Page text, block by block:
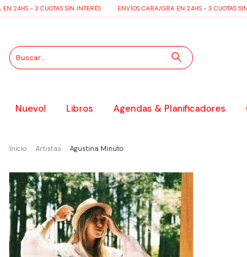
- 3 CUOTAS SIN INTERÉS ENVÍOS CABA/GBA EN 24HS - 3 CUOTAS SIN
Nuevo! Libros Agendas & Planificadores
Inicio . Artistas . Agustina Minuto